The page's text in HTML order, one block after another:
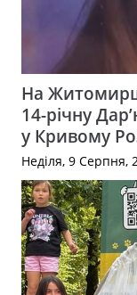
На
14-річну
у Кривому
Неділя, 9 Серпня,